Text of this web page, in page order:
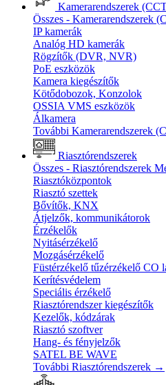
Kamerarendszerek
Összes - Kamerarendszerek
IP kamerák
Analóg HD kamerák
Rögzítők (DVR, NVR)
PoE eszközök
Kamera kiegészítők
Kötődobozok, Konzolok
OSSIA VMS eszközök
Álkamera
További Kamerarendszerek
Riasztórendszerek
Összes - Riasztórendszerek
Riasztóközpontok
Riasztó szettek
Bővítők, KNX
Átjelzők, kommunikátorok
Érzékelők
Nyitásérzékelő
Mozgásérzékelő
Füstérzékelő tűzérzékelő CO
Kerítésvédelem
Speciális érzékelő
Riasztórendszer kiegészítők
Kezelők, kódzárak
Riasztó szoftver
Hang- és fényjelzők
SATEL BE WAVE
További Riasztórendszerek →